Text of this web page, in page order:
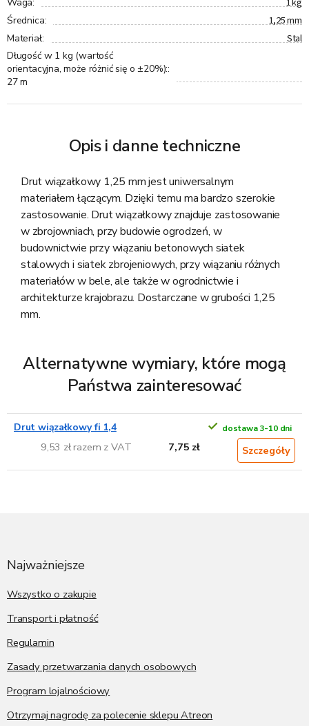
Średnica: 1,25 mm
Materiał: Stal
Długość w 1 kg (wartość
orientacyjna, może różnić się o ±20%):
27 m
:
Opis i danne techniczne
Drut wiązałkowy 1,25 mm jest uniwersalnym
materiałem łączącym. Dzięki temu ma bardzo szerokie
zastosowanie. Drut wiązałkowy znajduje zastosowanie
w zbrojowniach, przy budowie ogrodzeń, w
budownictwie przy wiązaniu betonowych siatek
stalowych i siatek zbrojeniowych, przy wiązaniu różnych
materiałów w bele, ale także w ogrodnictwie i
architekturze krajobrazu. Dostarczane w grubości 1,25
mm.
Alternatywne wymiary, które mogą
Państwa zainteresować
Drut wiązałkowy fi 1,4 dostawa 3-10 dni
9,53 zł razem z VAT 7,75 zł Szczegóły
Najważniejsze
Wszystko o zakupie
Transport i płatność
Regulamin
Zasady przetwarzania danych osobowych
Program lojalnościowy
Otrzymaj nagrodę za polecenie sklepu Atreon